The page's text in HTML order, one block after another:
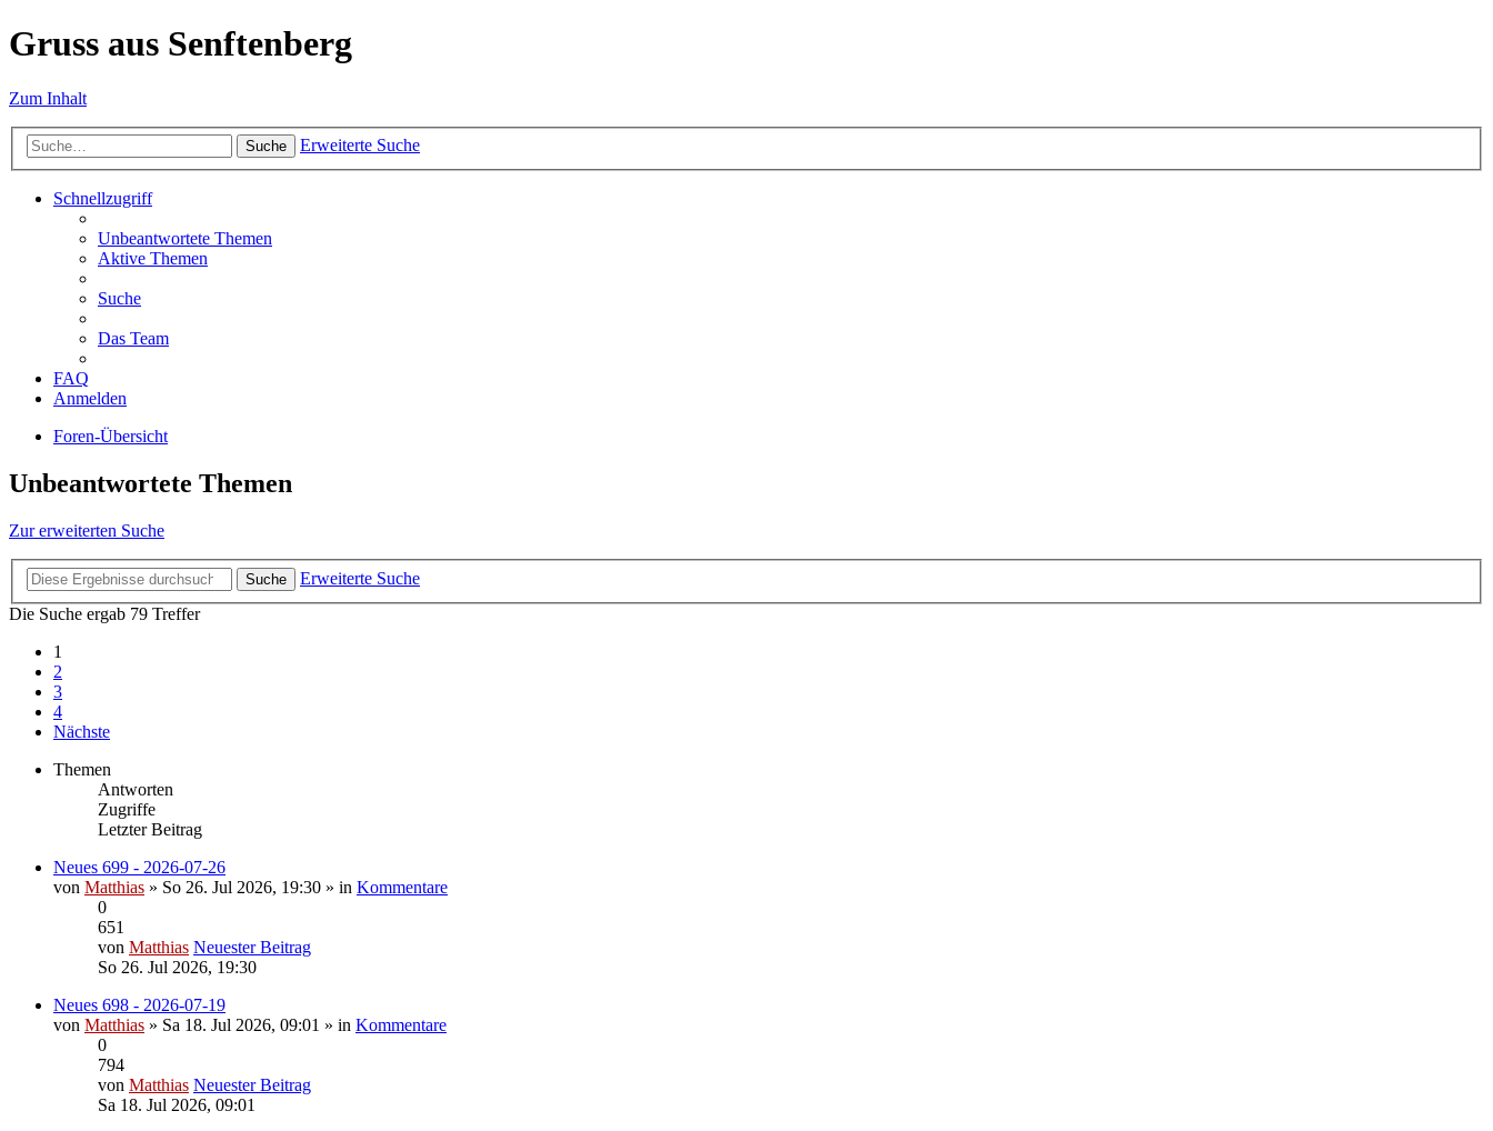
Gruss aus Senftenberg
Zum Inhalt
Suche Erweiterte Suche
Schnellzugriff
Unbeantwortete Themen
Aktive Themen
Suche
Das Team
FAQ
Anmelden
Foren-Übersicht
Unbeantwortete Themen
Zur erweiterten Suche
Suche
Erweiterte Suche
Die Suche ergab 79 Treffer
1
2
3
4
Nächste
Themen
Antworten
Zugriffe
Letzter Beitrag
Neues 699 - 2026-07-26
von Matthias » So 26. Jul 2026, 19:30 » in Kommentare
0
651
von Matthias Neuester Beitrag
So 26. Jul 2026, 19:30
Neues 698 - 2026-07-19
von Matthias » Sa 18. Jul 2026, 09:01 » in Kommentare
0
794
von Matthias Neuester Beitrag
Sa 18. Jul 2026, 09:01